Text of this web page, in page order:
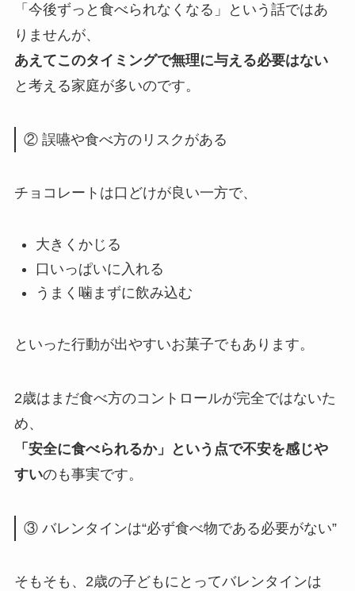
「今後ずっと食べられなくなる」という話ではあ
りませんが、
あえてこのタイミングで無理に与える必要はない
と考える家庭が多いのです。
② 誤嚥や食べ方のリスクがある
チョコレートは口どけが良い一方で、
大きくかじる
口いっぱいに入れる
うまく噛まずに飲み込む
といった行動が出やすいお菓子でもあります。
2歳はまだ食べ方のコントロールが完全ではないた
め、
「安全に食べられるか」という点で不安を感じや
すいのも事実です。
③ バレンタインは“必ず食べ物である必要がない”
そもそも、2歳の子どもにとってバレンタインは